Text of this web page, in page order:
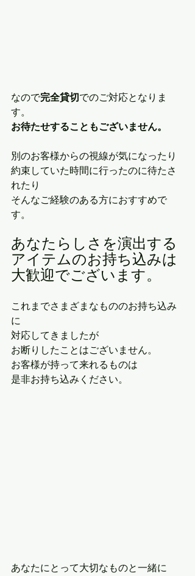
なので完全貸切でのご対応となりま
す。
お待たせすることもございません。
別のお客様からの視線が気になったり
約束していた時間に行ったのに待たさ
れたり
そんなご経験のある方におすすめで
す。
あなたらしさを演出する
アイテムのお持ち込みは
大歓迎でございます。
これまでさまざまなもののお持ち込み
に
対応してきましたが
お断りしたことはございません。
お客様が持って来れるものは
是非お持ち込みください。
あなたにとって大切なものと一緒に